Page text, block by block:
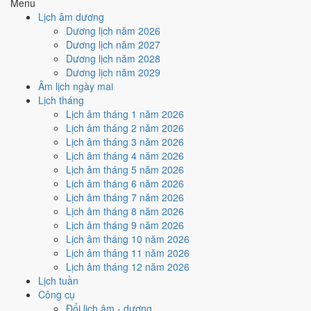
Lịch âm dương
Dương lịch năm 2026
Dương lịch năm 2027
Dương lịch năm 2028
Dương lịch năm 2029
Âm lịch ngày mai
Lịch tháng
Lịch âm tháng 1 năm 2026
Lịch âm tháng 2 năm 2026
Lịch âm tháng 3 năm 2026
Lịch âm tháng 4 năm 2026
Lịch âm tháng 5 năm 2026
Lịch âm tháng 6 năm 2026
Lịch âm tháng 7 năm 2026
Lịch âm tháng 8 năm 2026
Lịch âm tháng 9 năm 2026
Lịch âm tháng 10 năm 2026
Lịch âm tháng 11 năm 2026
Lịch âm tháng 12 năm 2026
Lịch tuần
Công cụ
Đổi lịch âm - dương
Phá, Ngày Hắc Đạo và Ngày Đại Hung
Cách tính ngày tốt
Động thổ - khởi công
Xấu
Động thổ - khởi công hôm nay ở
Ngày Hắc Đạo và Ngày Đại Hung
Cách tính ngày tốt
Nhập trạch - vào nhà mới
Xấu
Nhập trạch - vào nhà mới hôm nay ở
Phá, Ngày Hắc Đạo và Ngày Đại Hung
Cách tính ngày tốt
Mua xe - tậu xe
Xấu
Mua xe - tậu xe hôm nay ởmức xấu (2/10)
Hắc Đạo và Ngày Đại Hunggây bất lợi.
Cách tính ngày tốt
Xuất hành - đi xa
2
/10Xấu
Xuất hành - đi xa hôm nay ở
Ngày Hắc Đạo và Ngày Đại Hung